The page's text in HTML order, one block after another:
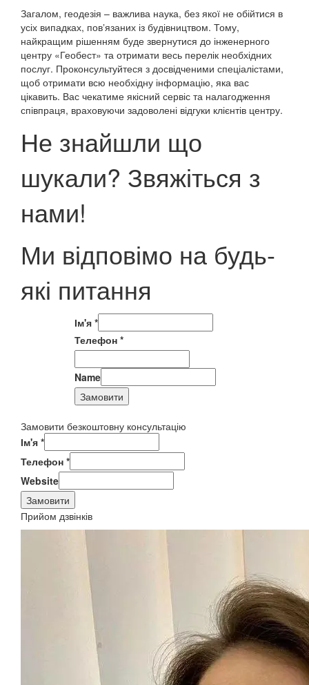
Загалом, геодезія – важлива наука, без якої не обійтися в
усіх випадках, повʼязаних із будівництвом. Тому,
найкращим рішенням буде звернутися до інженерного
центру «Геобест» та отримати весь перелік необхідних
послуг. Проконсультуйтеся з досвідченими спеціалістами,
щоб отримати всю необхідну інформацію, яка вас
цікавить. Вас чекатиме якісний сервіс та налагодження
співпраця, враховуючи задоволені відгуки клієнтів центру.
Не знайшли що
шукали? Звяжіться з
нами!
Ми відповімо на будь-
які питання
Ім'я *
Телефон *
Name
Замовити
Замовити безкоштовну консультацію
Ім'я *
Телефон *
Website
Замовити
Прийом дзвінків